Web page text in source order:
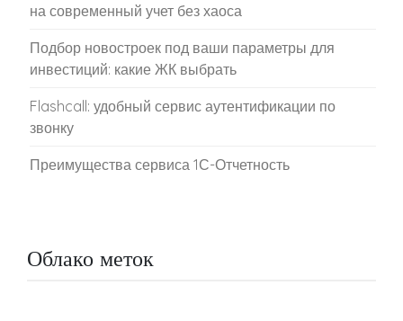
на современный учет без хаоса
Подбор новостроек под ваши параметры для
инвестиций: какие ЖК выбрать
Flashcall: удобный сервис аутентификации по
звонку
Преимущества сервиса 1С-Отчетность
Облако меток